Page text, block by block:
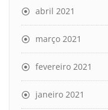
abril 2021
março 2021
fevereiro 2021
janeiro 2021